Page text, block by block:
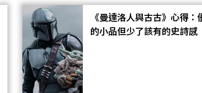
《曼達洛人與古古》心得：
的小品但少了該有的史詩感